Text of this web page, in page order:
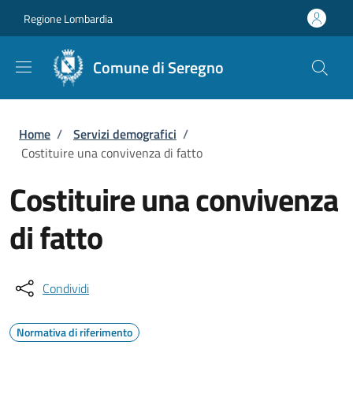
Regione Lombardia
Comune di Seregno
Briciole di pane
Home / Servizi demografici /
Costituire una convivenza di fatto
Costituire una convivenza
di fatto
Condividi
Normativa di riferimento